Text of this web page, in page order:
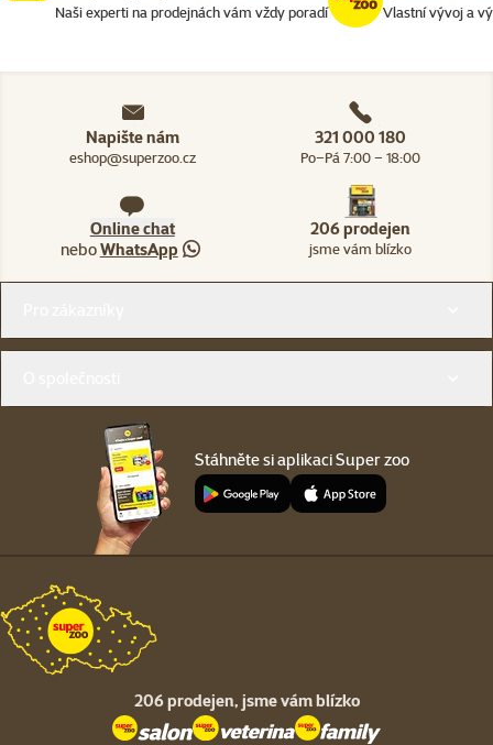
Naši experti na prodejnách vám vždy poradí Vlastní vývoj a
Napište nám
eshop@superzoo.cz
321 000 180
Po–Pá 7:00 – 18:00
Online chat
neboWhatsApp
206 prodejen
jsme vám blízko
Stáhněte si aplikaci Super zoo
206 prodejen, jsme vám blízko